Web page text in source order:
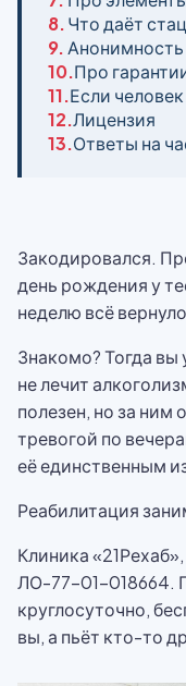
8.Что даёт
9. Анонимность
10.Про
11.Если
12.Лицензия
13.Ответы на
Закодировался.
день рождения у
неделю всё
Знакомо? Тогда вы
не лечит
полезен, но за ним
тревогой по
её единственным
Реабилитация
Клиника
ЛО-77-01-018664.
круглосуточно,
вы, а пьёт кто-то